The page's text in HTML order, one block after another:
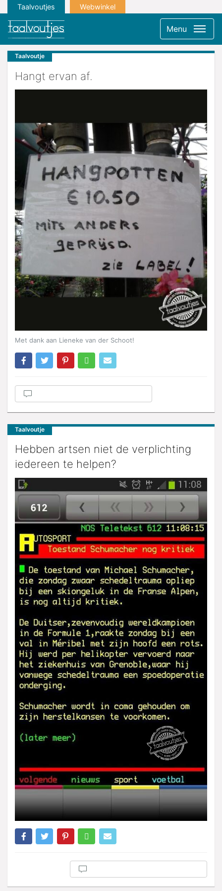
Taalvoutjes Webwinkel
Menu
Taalvoutje
Hangt ervan af.
Met dank aan Lieneke van der Schoot!
Taalvoutje
Hebben artsen niet de verplichting
iedereen te helpen?